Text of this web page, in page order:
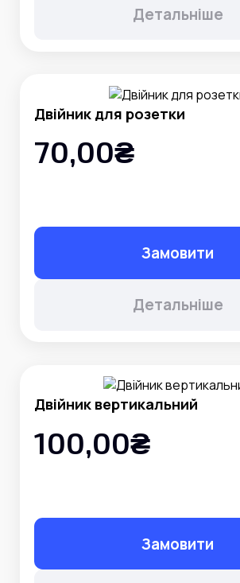
Детальніше
Двійник для розетки
70,00₴
Замовити
Детальніше
Двійник вертикальний
100,00₴
Замовити